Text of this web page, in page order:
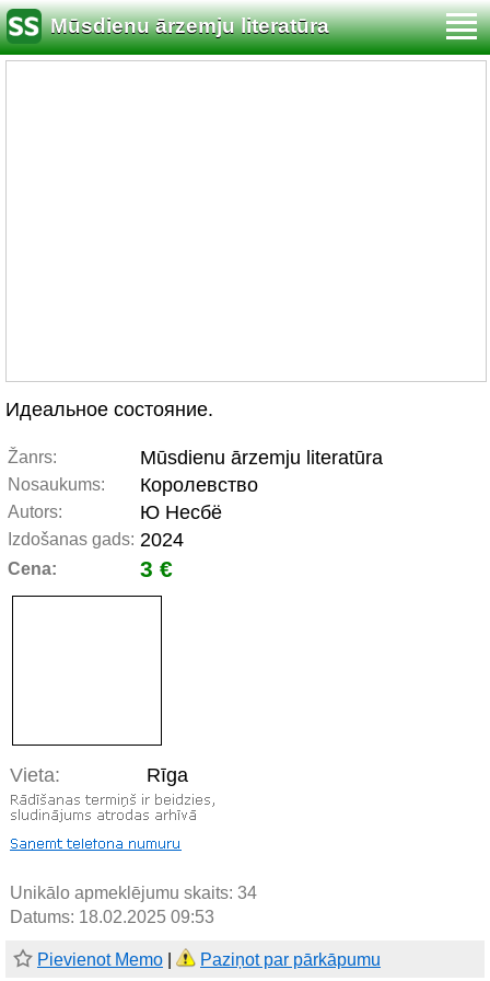
Mūsdienu ārzemju literatūra
Идеальное состояние.
Žanrs: Mūsdienu ārzemju literatūra
Nosaukums: Королевство
Autors: Ю Несбё
Izdošanas gads: 2024
Cena: 3 €
Vieta: Rīga
Unikālo apmeklējumu skaits: 34
Datums: 18.02.2025 09:53
Pievienot Memo Paziņot par pārkāpumu